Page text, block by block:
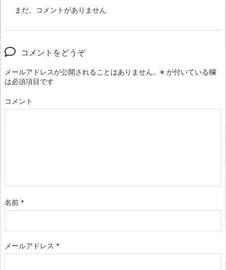
まだ、コメントがありません
コメントをどうぞ
メールアドレスが公開されることはありません。 ※ が付いている欄
は必須項目です
コメント
名前 *
メールアドレス *